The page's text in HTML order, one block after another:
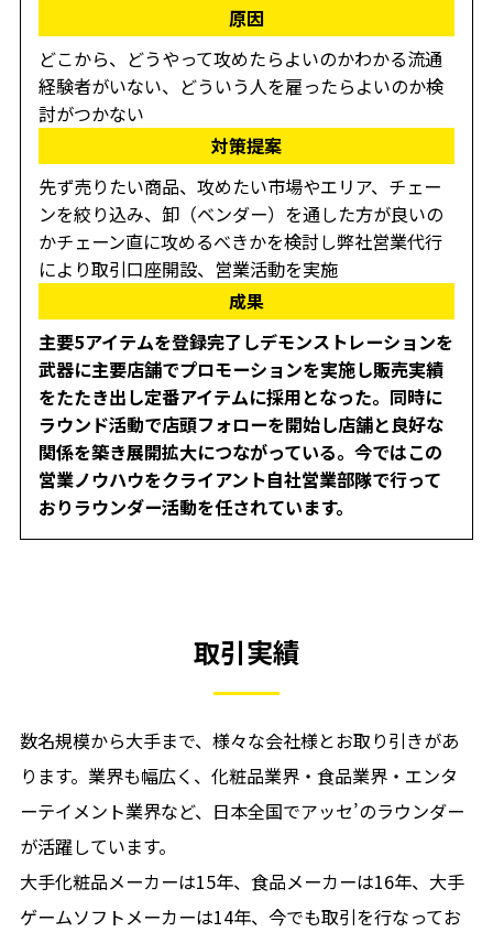
原因
どこから、どうやって攻めたらよいのかわかる流通
経験者がいない、どういう人を雇ったらよいのか検
討がつかない
対策提案
先ず売りたい商品、攻めたい市場やエリア、チェー
ンを絞り込み、卸（ベンダー）を通した方が良いの
かチェーン直に攻めるべきかを検討し弊社営業代行
により取引口座開設、営業活動を実施
成果
主要5アイテムを登録完了しデモンストレーションを
武器に主要店舗でプロモーションを実施し販売実績
をたたき出し定番アイテムに採用となった。同時に
ラウンド活動で店頭フォローを開始し店舗と良好な
関係を築き展開拡大につながっている。今ではこの
営業ノウハウをクライアント自社営業部隊で行って
おりラウンダー活動を任されています。
取引実績
数名規模から大手まで、様々な会社様とお取り引きがあ
ります。業界も幅広く、化粧品業界・食品業界・エンタ
ーテイメント業界など、日本全国でアッセ’のラウンダー
が活躍しています。
大手化粧品メーカーは15年、食品メーカーは16年、大手
ゲームソフトメーカーは14年、今でも取引を行なってお